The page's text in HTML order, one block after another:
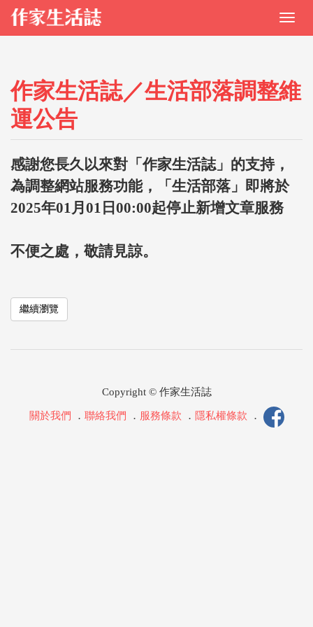
作家生活誌／生活部落調整維
運公告
感謝您長久以來對「作家生活誌」的支持，
為調整網站服務功能，「生活部落」即將於
2025年01月01日00:00起停止新增文章服務
不便之處，敬請見諒。
繼續瀏覽
Copyright © 作家生活誌
關於我們 ． 聯絡我們 ． 服務條款 ． 隱私權條款 ．